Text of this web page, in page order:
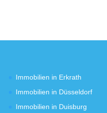
Immobilien in Erkrath
Immobilien in Düsseldorf
Immobilien in Duisburg